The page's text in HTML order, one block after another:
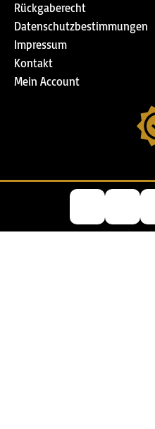
Rückgaberecht
Datenschutzbestimmungen
Impressum
Kontakt
Mein Account